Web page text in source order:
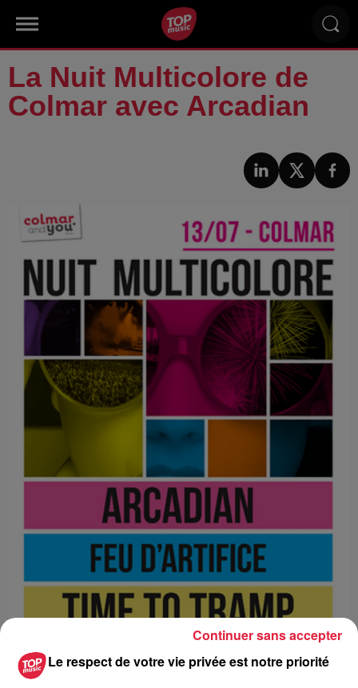
La Nuit Multicolore de
Colmar avec Arcadian
Le respect de votre vie privée est notre priorité
Continuer sans accepter